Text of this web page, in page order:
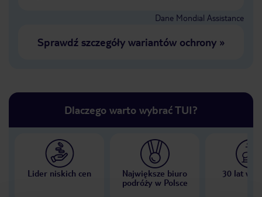
Dane Mondial Assistance
Sprawdź szczegóły wariantów ochrony»
Dlaczego warto wybrać TUI?
Lider niskich cen
Największe biuro
podróży w Polsce
30 lat w